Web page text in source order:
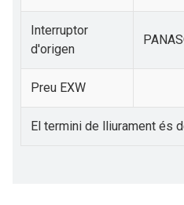
Interruptor
d'origen
Preu EXW
El termini de lliurament és